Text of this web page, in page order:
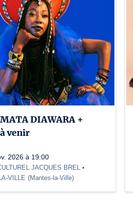
DIAWARA +
venir
2026 à 19:00
JACQUES BREL •
VILLE (Mantes-la-Ville)